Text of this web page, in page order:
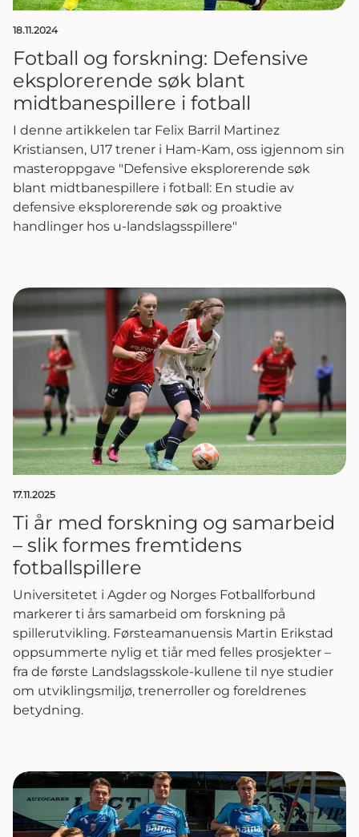
18.11.2024
Fotball og forskning: Defensive
eksplorerende søk blant
midtbanespillere i fotball
I denne artikkelen tar Felix Barril Martinez
Kristiansen, U17 trener i Ham-Kam, oss igjennom sin
masteroppgave "Defensive eksplorerende søk
blant midtbanespillere i fotball: En studie av
defensive eksplorerende søk og proaktive
handlinger hos u-landslagsspillere"
17.11.2025
Ti år med forskning og samarbeid
– slik formes fremtidens
fotballspillere
Universitetet i Agder og Norges Fotballforbund
markerer ti års samarbeid om forskning på
spillerutvikling. Førsteamanuensis Martin Erikstad
oppsummerte nylig et tiår med felles prosjekter –
fra de første Landslagsskole-kullene til nye studier
om utviklingsmiljø, trenerroller og foreldrenes
betydning.